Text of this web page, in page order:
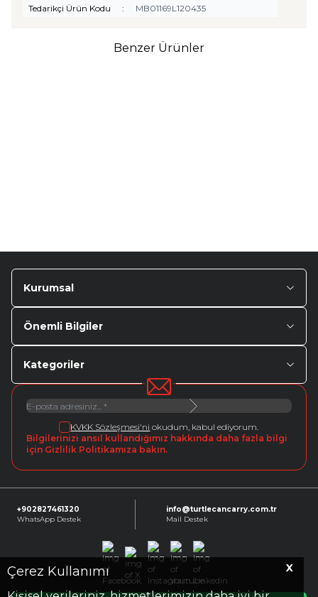
X
Çerez Kullanımı
Tedarikçi Ürün Kodu
: MB01169L120435
Benzer Ürünler
Kurumsal
Önemli Bilgiler
Kategoriler
KVKK Sözleşmesi'ni okudum, kabul ediyorum.
Bilgilerinizi ansıl kullandığımız hakkında daha fazla bilgi
için Gizlilik Politikamıza bakın.
+902827461320
WhatsApp Destek
info@turtlecancarry.com.tr
Mail Destek
Facebook
X InstagramYoutube